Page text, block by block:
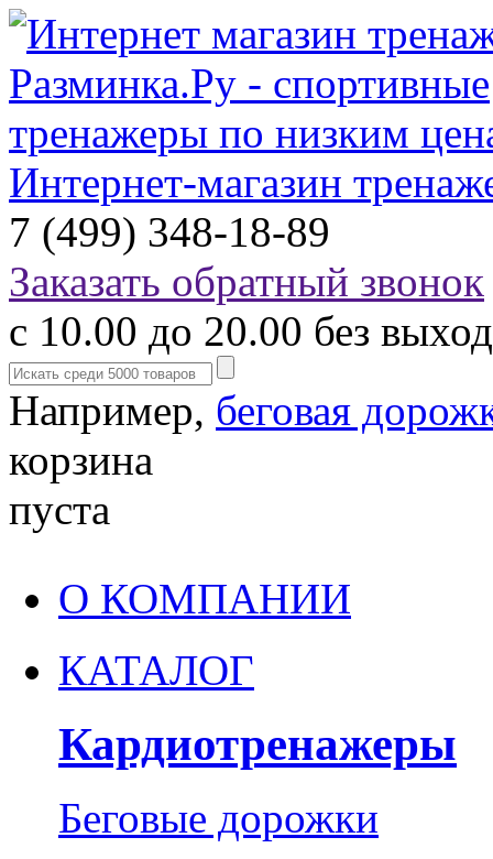
Интернет-магазин
7 (499) 348-18-89
Заказать обратный звонок
с 10.00 до 20.00 без
Например, беговая
корзина
пуста
О КОМПАНИИ
КАТАЛОГ
Кардиотренажеры
Беговые дорожки